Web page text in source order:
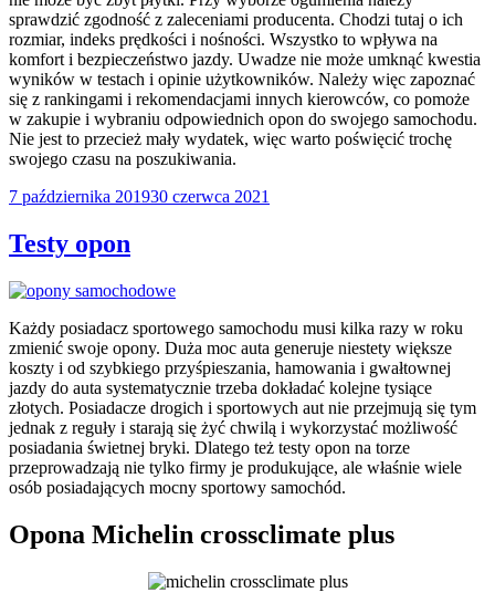
sprawdzić zgodność z zaleceniami producenta. Chodzi tutaj o ich
rozmiar, indeks prędkości i nośności. Wszystko to wpływa na
komfort i bezpieczeństwo jazdy. Uwadze nie może umknąć kwestia
wyników w testach i opinie użytkowników. Należy więc zapoznać
się z rankingami i rekomendacjami innych kierowców, co pomoże
w zakupie i wybraniu odpowiednich opon do swojego samochodu.
Nie jest to przecież mały wydatek, więc warto poświęcić trochę
swojego czasu na poszukiwania.
Opublikowane
7 października 201930 czerwca 2021
Testy opon
Każdy posiadacz sportowego samochodu musi kilka razy w roku
zmienić swoje opony. Duża moc auta generuje niestety większe
koszty i od szybkiego przyśpieszania, hamowania i gwałtownej
jazdy do auta systematycznie trzeba dokładać kolejne tysiące
złotych. Posiadacze drogich i sportowych aut nie przejmują się tym
jednak z reguły i starają się żyć chwilą i wykorzystać możliwość
posiadania świetnej bryki. Dlatego też testy opon na torze
przeprowadzają nie tylko firmy je produkujące, ale właśnie wiele
osób posiadających mocny sportowy samochód.
Opona Michelin crossclimate plus